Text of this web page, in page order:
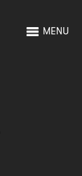
MENU